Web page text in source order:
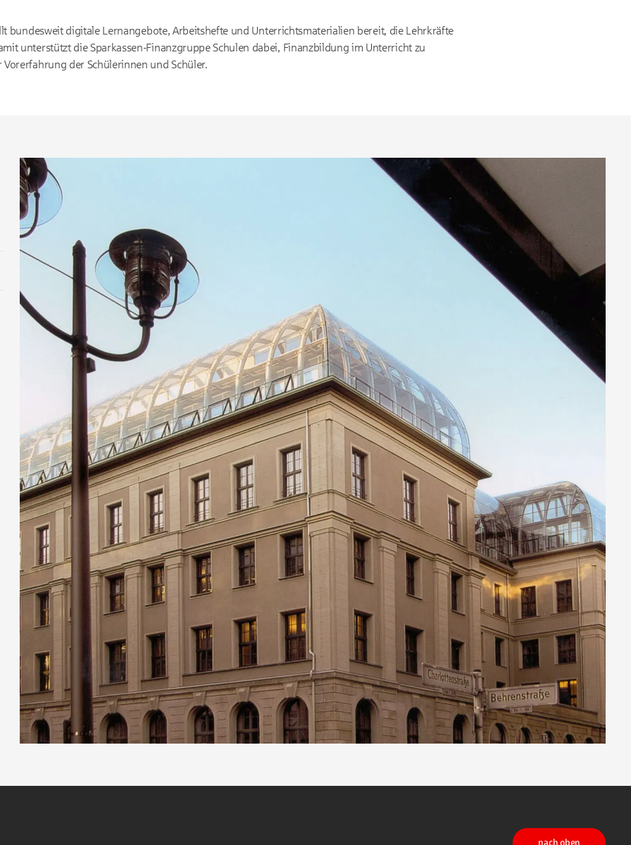
bundesweit digitale Lernangebote, Arbeitshefte und Unterrichtsmaterialien bereit, die Lehrkräfte
unterstützt die Sparkassen-Finanzgruppe Schulen dabei, Finanzbildung im Unterricht zu
der Schülerinnen und Schüler.
nach oben